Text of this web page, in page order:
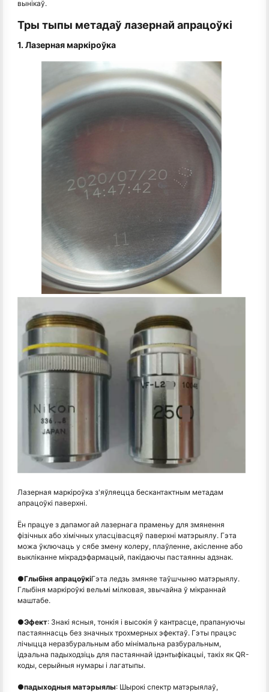
вынікаў.
Тры тыпы метадаў лазернай апрацоўкі
1. Лазерная маркіроўка
Лазерная маркіроўка з'яўляецца бескантактным метадам
апрацоўкі паверхні.
Ён працуе з дапамогай лазернага праменьу для змянення
фізічных або хімічных уласцівасцяў паверхні матэрыялу. Гэта
можа ўключаць у сябе змену колеру, плаўленне, акісленне або
выкліканне мікрадэфармацый, пакідаючы пастаянны адзнак.
●Глыбіня апрацоўкіГэта ледзь змяняе таўшчыню матэрыялу.
Глыбіня маркіроўкі вельмі мілковая, звычайна ў мікраннай
маштабе.
●Эфект: Знакі ясныя, тонкія і высокія ў кантрасце, прапануючы
пастаяннасць без значных трохмерных эфектаў. Гэты працэс
лічыцца неразбуральным або мінімальна разбуральным,
ідэальна падыходзіць для пастаяннай ідэнтыфікацыі, такіх як QR-
коды, серыйныя нумары і лагатыпы.
●падыходныя матэрыялы: Шырокі спектр матэрыялаў,